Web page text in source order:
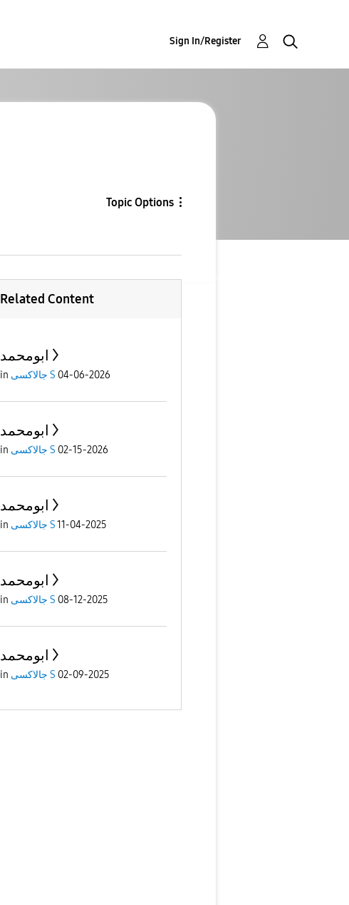
Sign In/Register
Topic Options
Related Content
ابومحمد
in جالاكسى S 04-06-2026
ابومحمد
in جالاكسى S 02-15-2026
ابومحمد
in جالاكسى S11-04-2025
ابومحمد
in جالاكسى S 08-12-2025
ابومحمد
in جالاكسى S 02-09-2025